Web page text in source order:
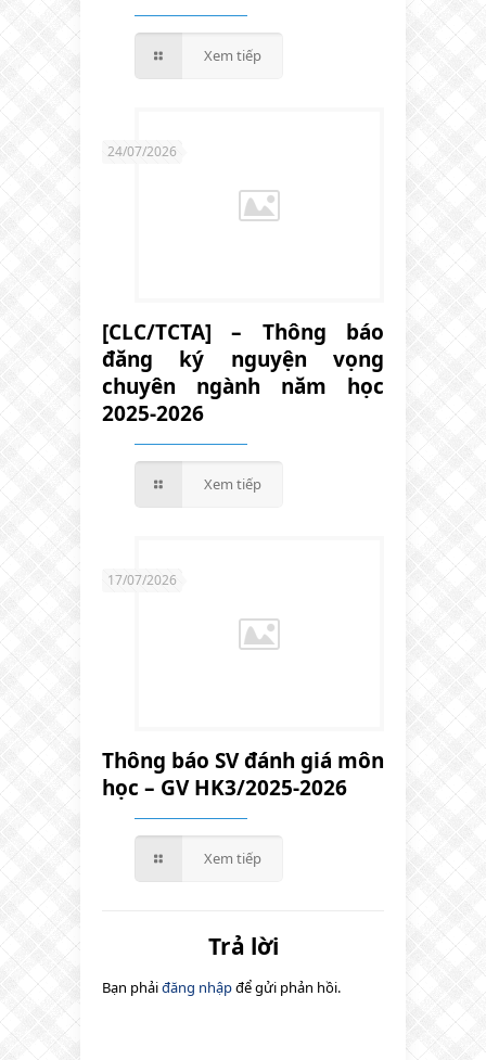
Xem tiếp
24/07/2026
[CLC/TCTA] – Thông báo
đăng ký nguyện vọng
chuyên ngành năm học
2025-2026
Xem tiếp
17/07/2026
Thông báo SV đánh giá môn
học – GV HK3/2025-2026
Xem tiếp
Trả lời
Bạn phảiđăng nhậpđể gửi phản hồi.